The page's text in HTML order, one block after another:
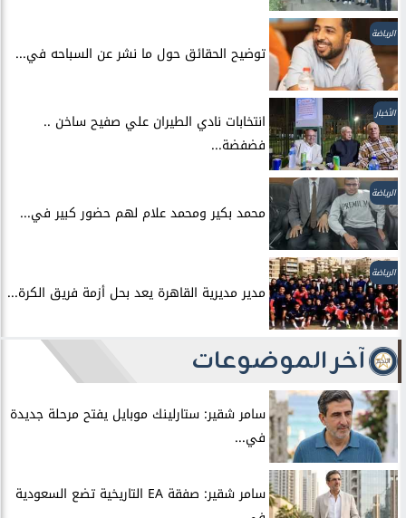
الرياضة
توضيح الحقائق حول ما نشر عن السباحه في...
الأخبار
انتخابات نادي الطيران علي صفيح ساخن ..
فضفضة...
الرياضة
محمد بكير ومحمد علام لهم حضور كبير في...
الرياضة
مدير مديرية القاهرة يعد بحل أزمة فريق الكرة...
آخر الموضوعات
سامر شقير: ستارلينك موبايل يفتح مرحلة جديدة
في...
سامر شقير: صفقة EA التاريخية تضع السعودية